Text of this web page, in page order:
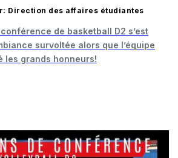
Direction des affaires étudiantes
de basketball D2 s’est
survoltée alors que l’équipe
les grands honneurs!